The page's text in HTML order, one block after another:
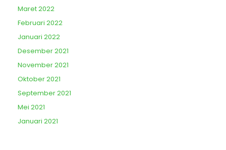
Maret 2022
Februari 2022
Januari 2022
Desember 2021
November 2021
Oktober 2021
September 2021
Mei 2021
Januari 2021